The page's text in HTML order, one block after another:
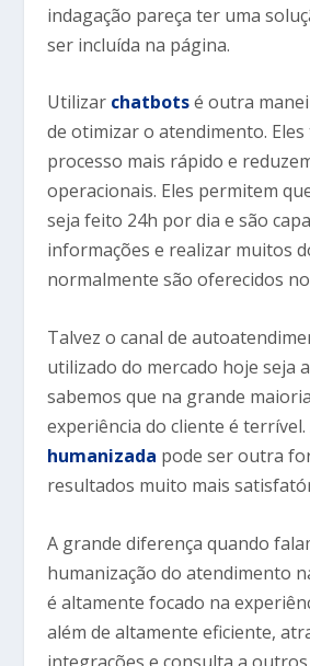
indagação pareça ter uma
ser incluída na página.
Utilizarchatbotsé outra
de otimizar o atendimento.
processo mais rápido e
operacionais. Eles permitem
seja feito 24h por dia e são
informações e realizar muitos
normalmente são oferecidos no
Talvez o canal de
utilizado do mercado hoje seja a
sabemos que na grande
experiência do cliente é terrível.
humanizada pode ser outra
resultados muito mais
A grande diferença quando
humanização do atendimento
é altamente focado na
além de altamente eficiente,
integrações e consulta a